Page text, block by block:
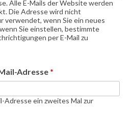
Alle E-Mails der Website werden
Die Adresse wird nicht
wenn Sie ein neues
Sie einstellen, bestimmte
per E-Mail zu
Adresse *
Adresse ein zweites Mal zur